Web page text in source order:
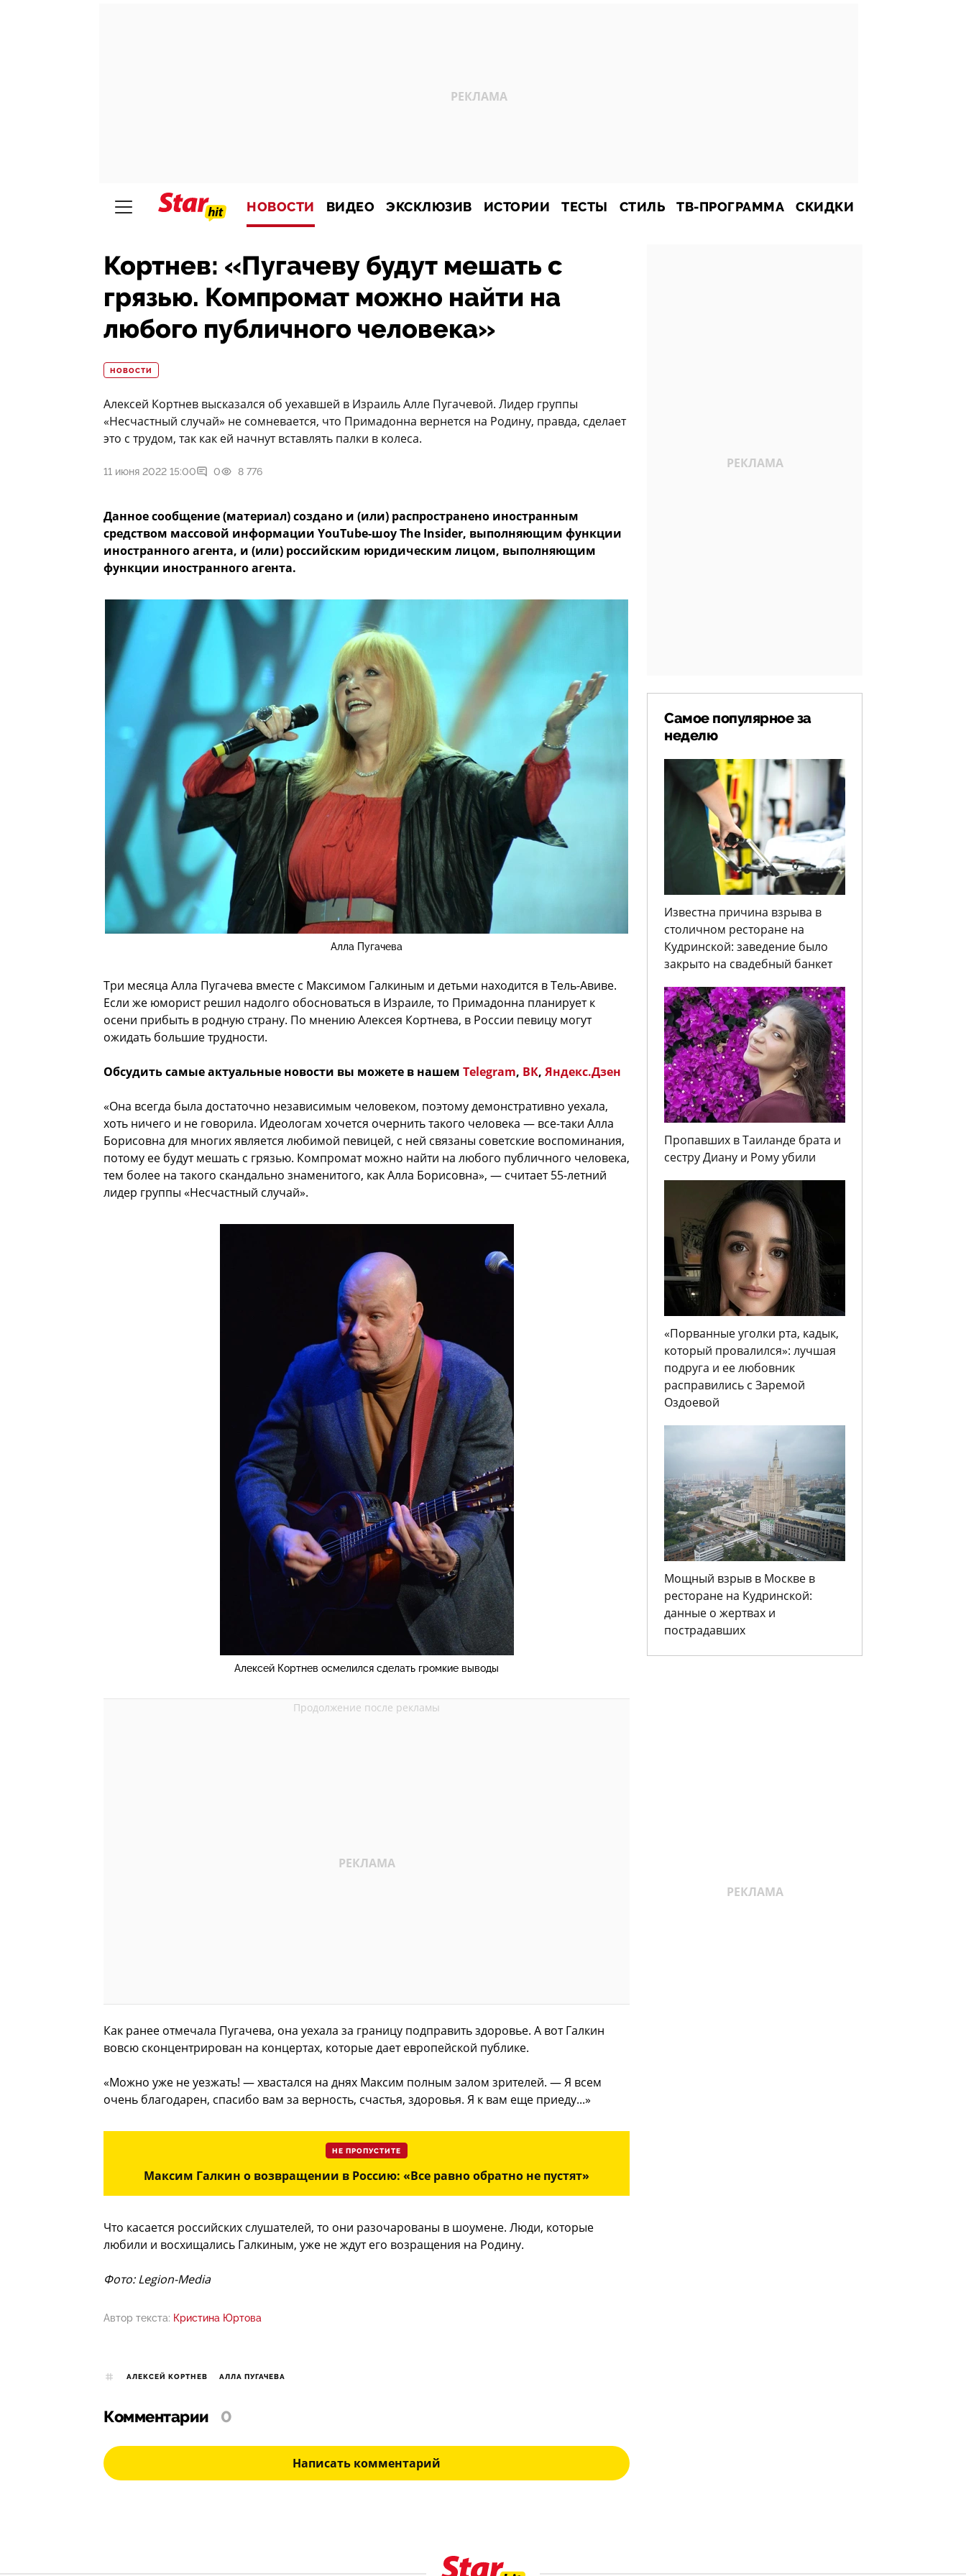
НОВОСТИ ВИДЕО ЭКСКЛЮЗИВ ИСТОРИИ ТЕСТЫ СТИЛЬ ТВ-ПРОГРАММА СКИДКИ
Кортнев: «Пугачеву будут мешать с
грязью. Компромат можно найти на
любого публичного человека»
НОВОСТИ
Алексей Кортнев высказался об уехавшей в Израиль Алле Пугачевой. Лидер группы
«Несчастный случай» не сомневается, что Примадонна вернется на Родину, правда, сделает
это с трудом, так как ей начнут вставлять палки в колеса.
11 июня 2022 15:00 0 8 776
Данное сообщение (материал) создано и (или) распространено иностранным
средством массовой информации YouTube-шоу The Insider, выполняющим функции
иностранного агента, и (или) российским юридическим лицом, выполняющим
функции иностранного агента.
Алла Пугачева
Три месяца Алла Пугачева вместе с Максимом Галкиным и детьми находится в Тель-Авиве.
Если же юморист решил надолго обосноваться в Израиле, то Примадонна планирует к
осени прибыть в родную страну. По мнению Алексея Кортнева, в России певицу могут
ожидать большие трудности.
Обсудить самые актуальные новости вы можете в нашем Telegram, ВК, Яндекс.Дзен
«Она всегда была достаточно независимым человеком, поэтому демонстративно уехала,
хоть ничего и не говорила. Идеологам хочется очернить такого человека — все-таки Алла
Борисовна для многих является любимой певицей, с ней связаны советские воспоминания,
потому ее будут мешать с грязью. Компромат можно найти на любого публичного человека,
тем более на такого скандально знаменитого, как Алла Борисовна», — считает 55-летний
лидер группы «Несчастный случай».
Алексей Кортнев осмелился сделать громкие выводы
Как ранее отмечала Пугачева, она уехала за границу подправить здоровье. А вот Галкин
вовсю сконцентрирован на концертах, которые дает европейской публике.
«Можно уже не уезжать! — хвастался на днях Максим полным залом зрителей. — Я всем
очень благодарен, спасибо вам за верность, счастья, здоровья. Я к вам еще приеду...»
НЕ ПРОПУСТИТЕ
Максим Галкин о возвращении в Россию: «Все равно обратно не пустят»
Что касается российских слушателей, то они разочарованы в шоумене. Люди, которые
любили и восхищались Галкиным, уже не ждут его возращения на Родину.
Фото: Legion-Media
Автор текста: Кристина Юртова
АЛЕКСЕЙ КОРТНЕВ АЛЛА ПУГАЧЕВА
Комментарии 0
Написать комментарий
Самое популярное за
неделю
Известна причина взрыва в
столичном ресторане на
Кудринской: заведение было
закрыто на свадебный банкет
Пропавших в Таиланде брата и
сестру Диану и Рому убили
«Порванные уголки рта, кадык,
который провалился»: лучшая
подруга и ее любовник
расправились с Заремой
Оздоевой
Мощный взрыв в Москве в
ресторане на Кудринской:
данные о жертвах и
пострадавших